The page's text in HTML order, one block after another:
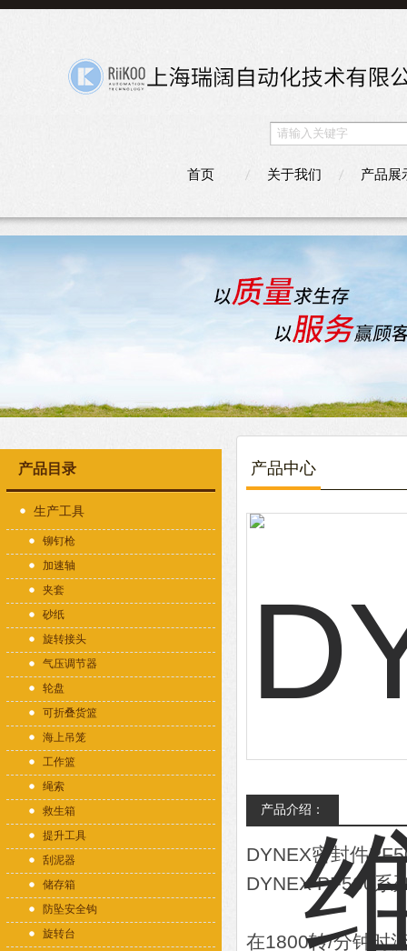
首页 关于我们 产品展
产品目录
生产工具
铆钉枪
加速轴
夹套
砂纸
旋转接头
气压调节器
轮盘
可折叠货篮
海上吊笼
工作篮
绳索
救生箱
提升工具
刮泥器
储存箱
防坠安全钩
旋转台
产品中心
产品介绍：
DYNEX密封件
DYNEX PF500系
在1800转/分钟时